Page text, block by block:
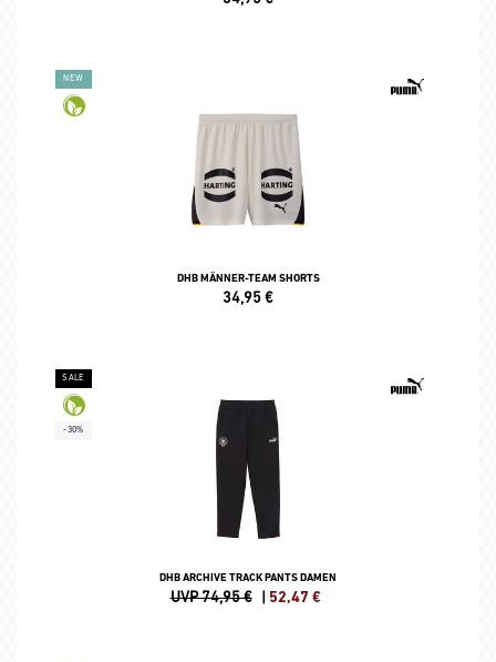
NEW
DHB MÄNNER-TEAM SHORTS
34,95€
SALE
-30%
DHB ARCHIVE TRACK PANTS DAMEN
UVP 74,95 € | 52,47 €